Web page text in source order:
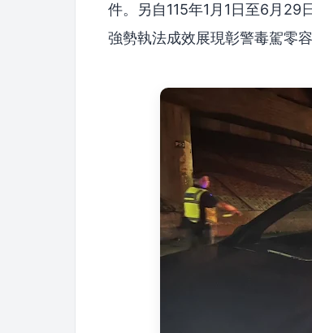
件。另自115年1月1日至6月29
強勢執法成效展現彰警毒駕零